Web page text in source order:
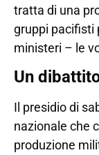
tratta di una
gruppi pacifisti
ministeri – le
Un
Il presidio di
nazionale che
produzione